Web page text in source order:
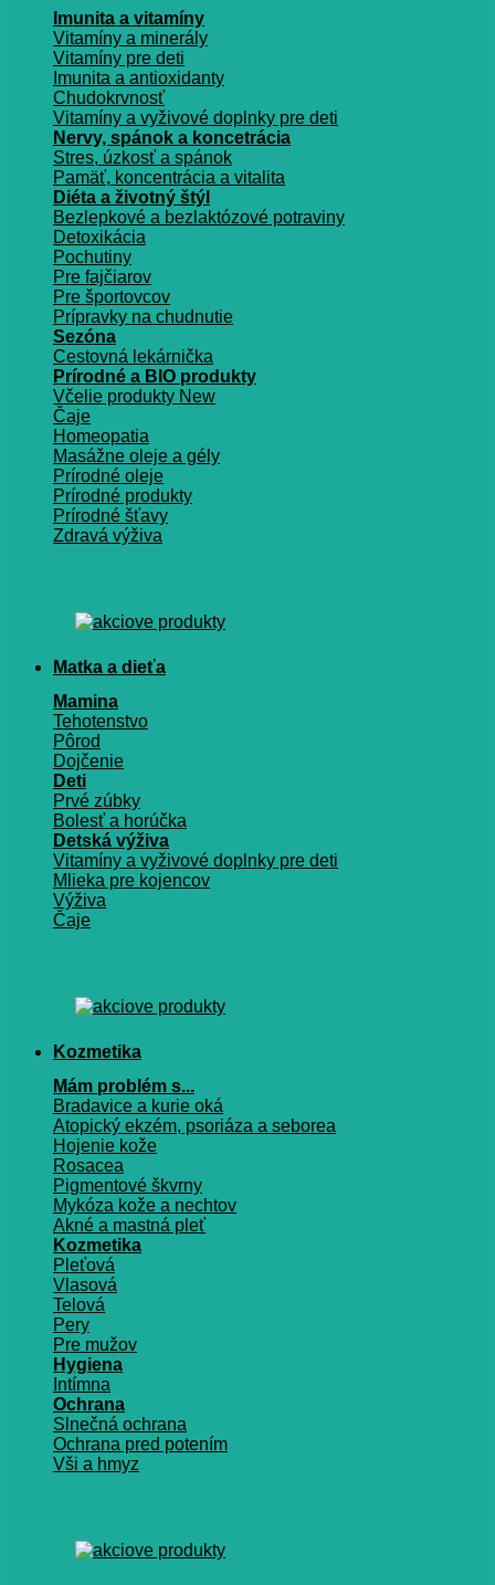
Imunita a vitamíny
Vitamíny a minerály
Vitamíny pre deti
Imunita a antioxidanty
Chudokrvnosť
Vitamíny a vyživové doplnky pre deti
Nervy, spánok a koncetrácia
Stres, úzkosť a spánok
Pamäť, koncentrácia a vitalita
Diéta a životný štýl
Bezlepkové a bezlaktózové potraviny
Detoxikácia
Pochutiny
Pre fajčiarov
Pre športovcov
Prípravky na chudnutie
Sezóna
Cestovná lekárnička
Prírodné a BIO produkty
Včelie produkty
Čaje
Homeopatia
Masážne oleje a gély
Prírodné oleje
Prírodné produkty
Prírodné šťavy
Zdravá výživa
Matka a dieťa
Mamina
Tehotenstvo
Pôrod
Dojčenie
Deti
Prvé zúbky
Bolesť a horúčka
Detská výživa
Vitamíny a vyživové doplnky pre deti
Mlieka pre kojencov
Výživa
Čaje
Kozmetika
Mám problém s...
Bradavice a kurie oká
Atopický ekzém, psoriáza a seborea
Hojenie kože
Rosacea
Pigmentové škvrny
Mykóza kože a nechtov
Akné a mastná pleť
Kozmetika
Pleťová
Vlasová
Telová
Pery
Pre mužov
Hygiena
Intímna
Ochrana
Slnečná ochrana
Ochrana pred potením
Vši a hmyz